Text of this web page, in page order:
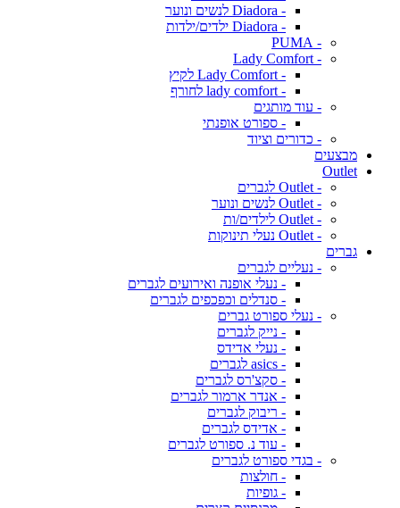
- Diadora לנשים ונוער
- Diadora ילדים/ילדות
- PUMA
- Lady Comfort
- Lady Comfort לקיץ
- lady comfort לחורף
- עוד מותגים
- ספורט אופנתי
- כדורים וציוד
מבצעים
Outlet
- Outlet לגברים
- Outlet לנשים ונוער
- Outlet לילדים/ות
- Outlet נעלי תינוקות
גברים
- נעליים לגברים
- נעלי אופנה ואירועים לגברים
- סנדלים וכפכפים לגברים
- נעלי ספורט גברים
- נייק לגברים
- נעלי אדידס
- asics לגברים
- סקצ'רס לגברים
- אנדר ארמור לגברים
- ריבוק לגברים
- אדידס לגברים
- עוד נ. ספורט לגברים
- בגדי ספורט לגברים
- חולצות
- גופיות